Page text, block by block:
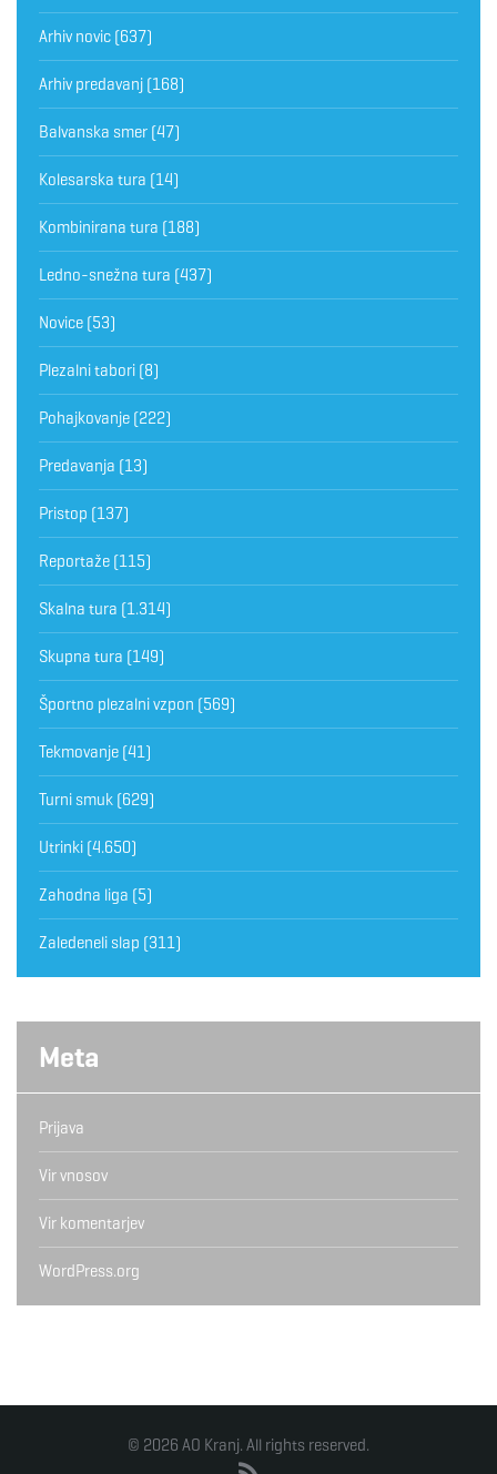
Arhiv novic (637)
Arhiv predavanj (168)
Balvanska smer (47)
Kolesarska tura (14)
Kombinirana tura (188)
Ledno-snežna tura (437)
Novice (53)
Plezalni tabori (8)
Pohajkovanje (222)
Predavanja (13)
Pristop (137)
Reportaže (115)
Skalna tura (1.314)
Skupna tura (149)
Športno plezalni vzpon (569)
Tekmovanje (41)
Turni smuk (629)
Utrinki (4.650)
Zahodna liga (5)
Zaledeneli slap (311)
Meta
Prijava
Vir vnosov
Vir komentarjev
WordPress.org
© 2026 AO Kranj. All rights reserved.